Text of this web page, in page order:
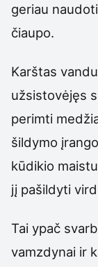
geriau
čiaupo.
Karštas
užsistovėjęs
perimti
šildymo
kūdikio
jį pašildyti
Tai ypač
vamzdynai ir